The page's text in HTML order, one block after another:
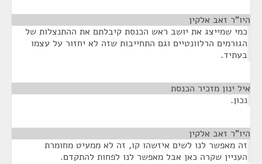
היו"ר זאב אלקין
כמי שמייצג את יושב ראש הכנסת קיבלתם את ההתנצלות של
הגורמים הרלוונטיים וגם התחייבות שזה לא יחזור על עצמו
בעתיד.
איל ינון מזכיר הכנסת
נכון.
היו"ר זאב אלקין
זה מאפשר לנו לשים איזשהו קו, זה לא ממעיט מחומרת
העניין שקרה כאן אבל מאפשר לנו לפחות להתקדם.